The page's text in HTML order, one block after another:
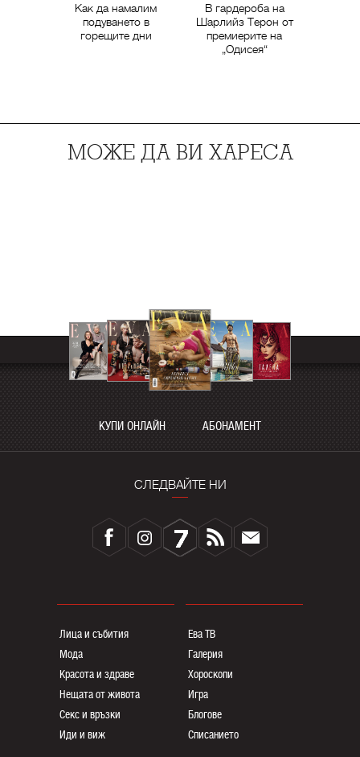
Как да намалим
подуването в
горещите дни
В гардероба на
Шарлийз Терон от
премиерите на
„Одисея“
МОЖЕ ДА ВИ ХАРЕСА
КУПИ ОНЛАЙН АБОНАМЕНТ
СЛЕДВАЙТЕ НИ
Лица и събития
Мода
Красота и здраве
Нещата от живота
Секс и връзки
Иди и виж
Ева ТВ
Галерия
Хороскопи
Игра
Блогoве
Списанието